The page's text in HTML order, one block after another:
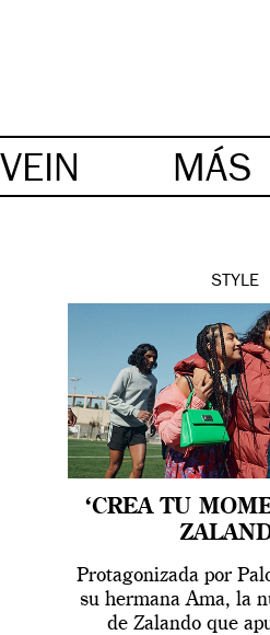
VEIN MÁS
STYLE
‘CREA TU
Protagonizada por
su hermana Ama, la
de Zalando que